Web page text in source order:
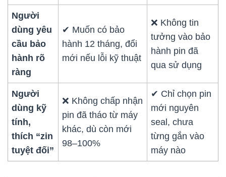
Người
dùng yêu
cầu bảo
hành rõ
ràng
✔ Muốn có bảo
hành 12 tháng, đổi
mới nếu lỗi kỹ thuật
❌ Không tin
tưởng vào bảo
hành pin đã
qua sử dụng
Người
dùng kỹ
tính,
thích “zin
tuyệt đối”
❌ Không chấp nhận
pin đã tháo từ máy
khác, dù còn mới
98–100%
✔ Chỉ chọn pin
mới nguyên
seal, chưa
từng gắn vào
máy nào